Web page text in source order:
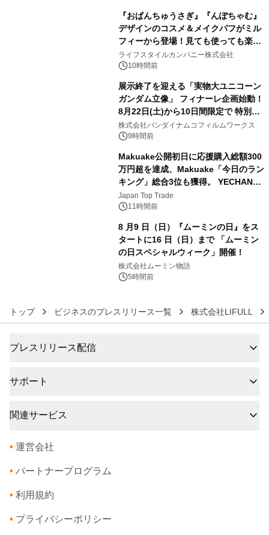
『おぱんちゅうさぎ』『んぽちゃむ』
デザインのコスメ＆メイクパフがミル
フィーから登場！見ても使っても楽し
い、ポップでキュートなコレクショ
ン。
ライフスタイルカンパニー株式会社
10時間前
展示終了を迎える「実物大ユニコーン
ガンダム立像」 フィナーレ企画始動！
8月22日(土)から10日間限定で 特別映
像『UNICORN GUNDAM Statue ―
BEYOND POSSIBILITY ―』を上映！
株式会社バンダイナムコフィルムワークス
9時間前
Makuake公開初日に応援購入総額300
万円超を達成、Makuake「今日のラン
キング」総合3位も獲得。 YECHAN音
浴シンギングボウル第2弾の大型サイ
ズ（XL・2XL・3XL）を先行販売中
Japan Top Trade
11時間前
8 月9 日（日）『ムーミンの日』をス
タートに16 日（日）まで 「ムーミン
の日スペシャルウィーク」開催！
株式会社ムーミン物語
5時間前
トップ ビジネスのプレスリリース一覧 株式会社LIFULL
プレスリリース配信
サポート
関連サービス
• 運営会社
• パートナープログラム
• 利用規約
• プライバシーポリシー